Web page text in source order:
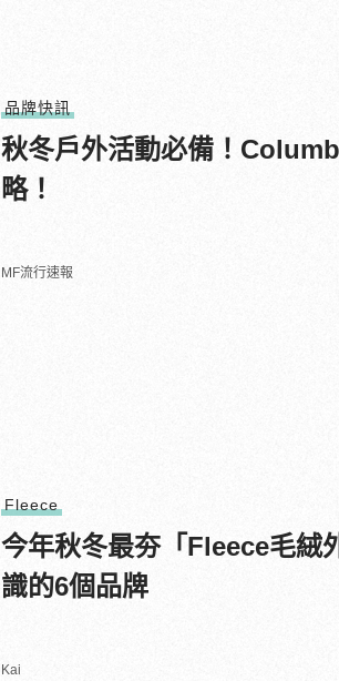
品牌快訊
秋冬戶外活動必備！
略！
MF流行速報
Fleece
今年秋冬最夯「Fleece毛絨
識的6個品牌
Kai